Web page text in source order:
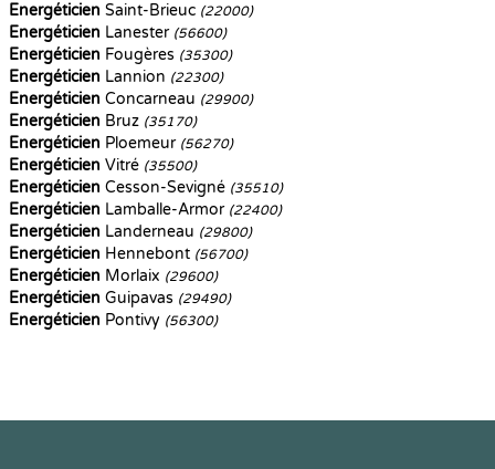
Energéticien Saint-Brieuc (22000)
Energéticien Lanester (56600)
Energéticien Fougères (35300)
Energéticien Lannion (22300)
Energéticien Concarneau (29900)
Energéticien Bruz (35170)
Energéticien Ploemeur (56270)
Energéticien Vitré (35500)
Energéticien Cesson-Sevigné (35510)
Energéticien Lamballe-Armor (22400)
Energéticien Landerneau (29800)
Energéticien Hennebont (56700)
Energéticien Morlaix (29600)
Energéticien Guipavas (29490)
Energéticien Pontivy (56300)